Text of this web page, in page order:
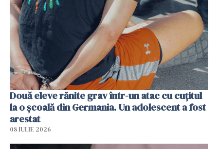
Două eleve rănite grav într-un atac cu cuțitul
la o școală din Germania. Un adolescent a fost
arestat
08 IULIE 2026